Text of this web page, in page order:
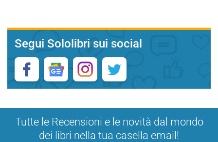
Segui Sololibri sui social
Tutte le Recensioni e le novità dal mondo
dei libri nella tua casella email!